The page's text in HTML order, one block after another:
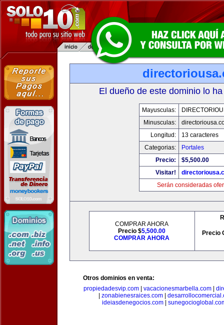
El dueño de este dominio lo
Mayusculas:
Minusculas:
Longitud:
13 caracteres
Categorias:
Portales
Precio:
$5,500.00
Visitar!
Serán consideradas
COMPRAR AHORA
Precio $5,500.00
COMPRAR AHORA
Precio
Otros dominios en venta:
propiedadesvip.com
vacacionesmarbella.com
zonabienesraices.com
ideiasdenegocios.com|